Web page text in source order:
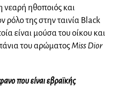
νεαρή ηθοποιός και
ρόλο της στην ταινία Black
είναι μούσα του οίκου και
του αρώματοςMiss Dior
που είναι εβραϊκής